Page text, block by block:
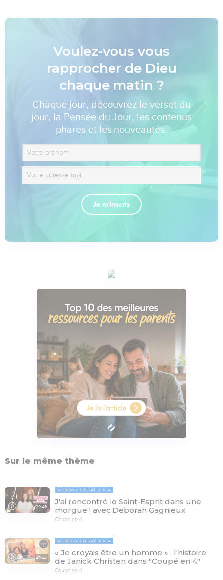
Voulez-vous vous
rapprocher de Dieu
chaque matin ?
Chaque jour, découvrez le verset du
jour, la Pensée du Jour, les contenus
phares et les nouveautés.
Je m'inscris
Sur le même thème
29:46
VIDÉO COUPÉ EN 4
J'ai rencontré le Saint-Esprit dans une
morgue ! avec Deborah Gagnieux
Coupé en 4
49:44
VIDÉO COUPÉ EN 4
« Je croyais être un homme » : l'histoire
de Janick Christen dans "Coupé en 4"
Coupé en 4